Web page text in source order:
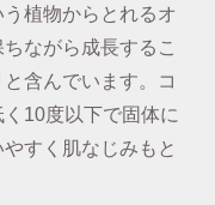
植物からとれるオ
ながら成長するこ
含んでいます。コ
10度以下で固体に
すく肌なじみもと